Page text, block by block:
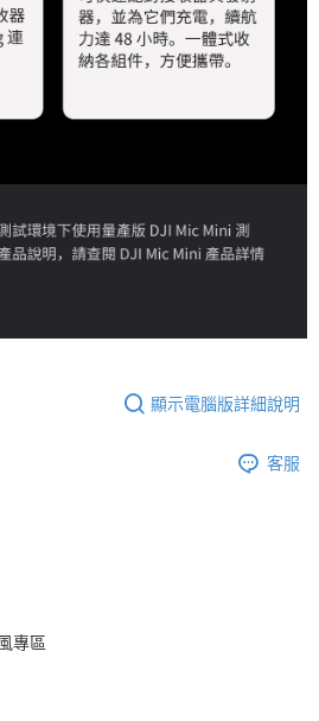
顯示電腦版詳細說明
客服
專區